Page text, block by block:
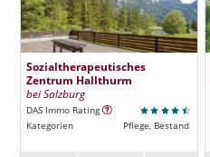
Sozialtherapeutisches
Zentrum Hallthurm
bei Salzburg
DAS Immo Rating
Kategorien
Pflege, Bestand